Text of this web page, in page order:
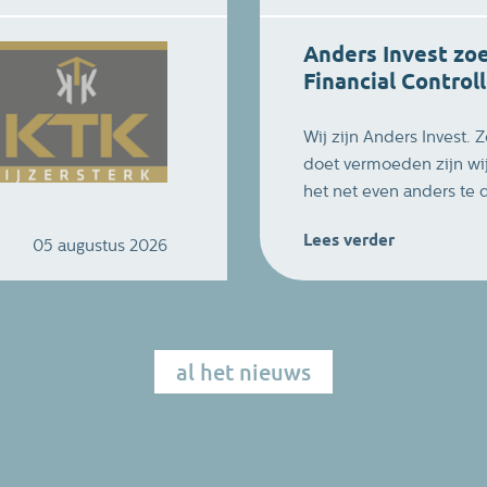
05 augustus 2026
Anders Invest
Financial
Wij zijn Anders Invest.
doet vermoeden zijn
het net even anders te
waarden-georiënteerd.
een energiek team van
professionals die
Lees verder
al het nieuws